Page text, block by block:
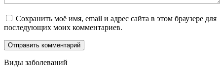
Сохранить моё имя, email и адрес сайта в этом браузере для
последующих моих комментариев.
Виды заболеваний